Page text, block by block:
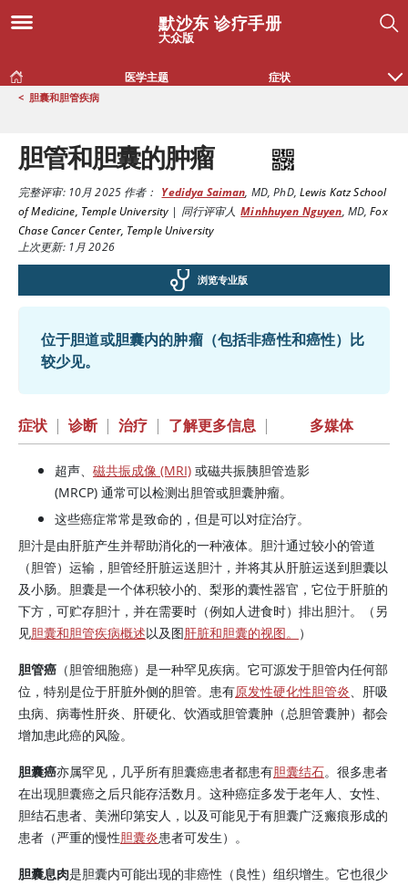
默沙东 诊疗手册
大众版
医学主题 症状
< 胆囊和胆管疾病
胆管和胆囊的肿瘤
完整评审:10月 2025作者： Yedidya Saiman, MD, PhD, Lewis Katz School
of Medicine, Temple University | 同行评审人 Minhhuyen Nguyen, MD,Fox
Chase Cancer Center, Temple University
上次更新: 1月 2026
浏览专业版
位于胆道或胆囊内的肿瘤（包括非癌性和癌性）比
较少见。
症状 | 诊断 | 治疗 | 了解更多信息 | 多媒体
超声、 磁共振成像 (MRI) 或磁共振胰胆管造影
(MRCP) 通常可以检测出胆管或胆囊肿瘤。
这些癌症常常是致命的，但是可以对症治疗。
胆汁是由肝脏产生并帮助消化的一种液体。胆汁通过较小的管道
（胆管）运输，胆管经肝脏运送胆汁，并将其从肝脏运送到胆囊以
及小肠。胆囊是一个体积较小的、梨形的囊性器官，它位于肝脏的
下方，可贮存胆汁，并在需要时（例如人进食时）排出胆汁。（另
见胆囊和胆管疾病概述以及图肝脏和胆囊的视图。 ）
胆管癌 （胆管细胞癌）是一种罕见疾病。它可源发于胆管内任何部
位，特别是位于肝脏外侧的胆管。患有原发性硬化性胆管炎、肝吸
虫病、病毒性肝炎、肝硬化、饮酒或胆管囊肿（总胆管囊肿）都会
增加患此癌的风险。
胆囊癌亦属罕见，几乎所有胆囊癌患者都患有胆囊结石。很多患者
在出现胆囊癌之后只能存活数月。这种癌症多发于老年人、女性、
胆结石患者、美洲印第安人，以及可能见于有胆囊广泛瘢痕形成的
患者（严重的慢性胆囊炎患者可发生）。
胆囊息肉是胆囊内可能出现的非癌性（良性）组织增生。它也很少